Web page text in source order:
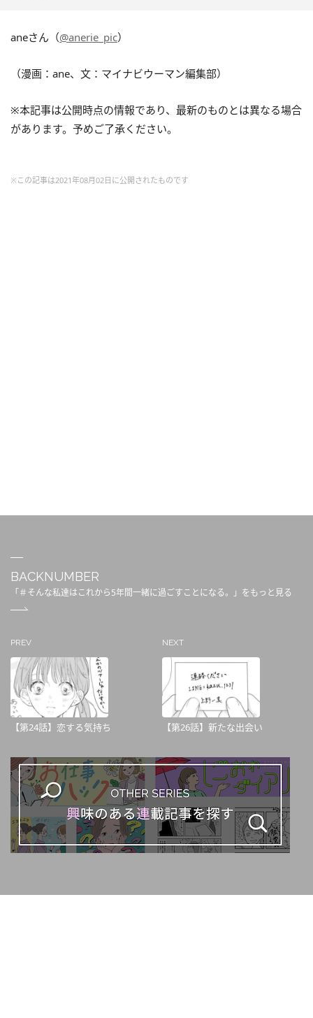
aneさん（@anerie_pic）
（漫画：ane、文：マイナビウーマン編集部）
※本記事は公開時点の情報であり、最新のものとは異なる場合
があります。予めご了承ください。
※この記事は2021年08月02日に公開されたものです
BACKNUMBER
「＃そんな私達はこれから5年間一緒に過ごすことになる。」をもっと見る
PREV
【第24話】恋する気持ち
NEXT
【第26話】新たな出会い